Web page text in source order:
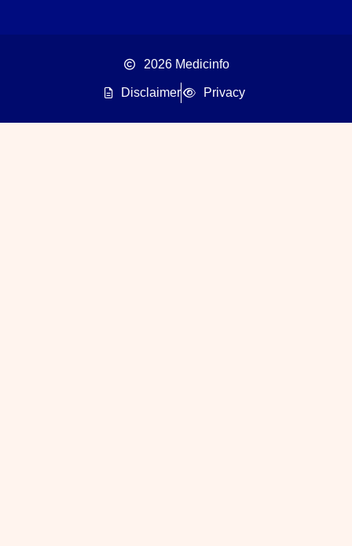
2026 Medicinfo
Disclaimer Privacy